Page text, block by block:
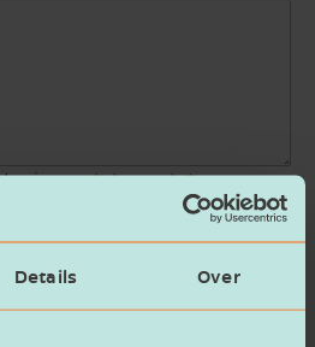
Details Over
privacy statement